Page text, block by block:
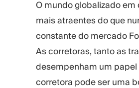
O mundo globalizado
mais atraentes do que
constante do mercado
As corretoras, tanto as
desempenham um
corretora pode ser uma